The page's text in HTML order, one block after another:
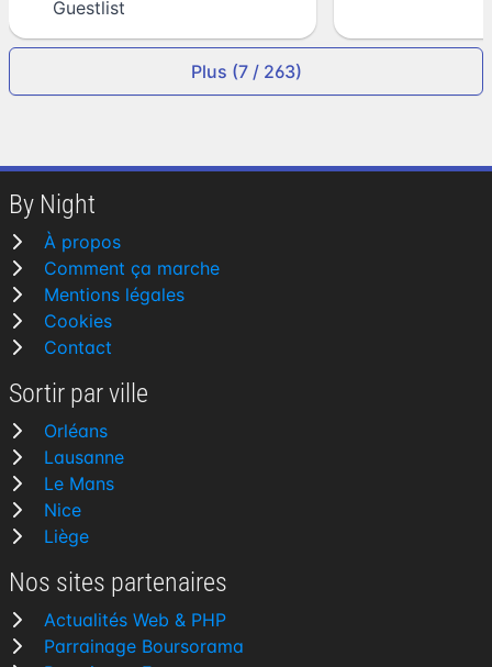
Guestlist
Plus (7 / 263)
By Night
À propos
Comment ça marche
Mentions légales
Cookies
Contact
Sortir par ville
Orléans
Lausanne
Le Mans
Nice
Liège
Nos sites partenaires
Actualités Web & PHP
Parrainage Boursorama